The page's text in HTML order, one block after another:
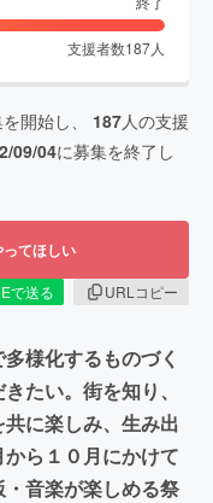
支援者数187人
開始し、 187人の支援
09/04に募集を終了し
てほしい
で送る
URLコピー
様化するものづく
たい。街を知り、
に楽しみ、生み出
ら１０月にかけて
音楽が楽しめる祭